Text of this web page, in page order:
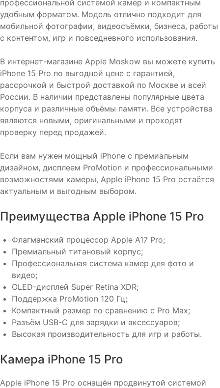
профессиональной системой камер и компактным
удобным форматом. Модель отлично подходит для
мобильной фотографии, видеосъёмки, бизнеса, работы
с контентом, игр и повседневного использования.
В интернет-магазине Apple Moskow вы можете купить
iPhone 15 Pro по выгодной цене с гарантией,
рассрочкой и быстрой доставкой по Москве и всей
России. В наличии представлены популярные цвета
корпуса и различные объёмы памяти. Все устройства
являются новыми, оригинальными и проходят
проверку перед продажей.
Если вам нужен мощный iPhone с премиальным
дизайном, дисплеем ProMotion и профессиональными
возможностями камеры, Apple iPhone 15 Pro остаётся
актуальным и выгодным выбором.
Преимущества Apple iPhone 15 Pro
Флагманский процессор Apple A17 Pro;
Премиальный титановый корпус;
Профессиональная система камер для фото и
видео;
OLED-дисплей Super Retina XDR;
Поддержка ProMotion 120 Гц;
Компактный размер по сравнению с Pro Max;
Разъём USB-C для зарядки и аксессуаров;
Высокая производительность для игр и работы.
Камера iPhone 15 Pro
Apple iPhone 15 Pro оснащён продвинутой системой